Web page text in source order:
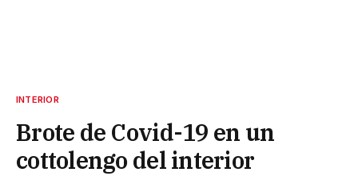
INTERIOR
Brote de Covid-19 en un
cottolengo del interior